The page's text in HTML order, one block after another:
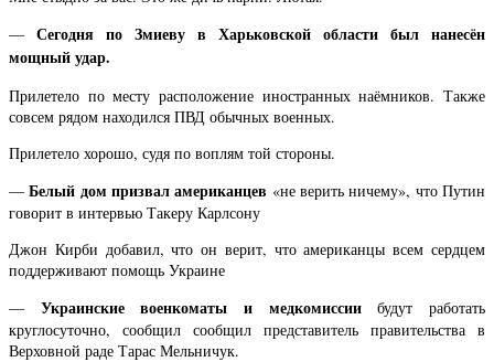
— Сегодня по Змиеву в Харьковской области был нанесён
мощный удар.
Прилетело по месту расположение иностранных наёмников. Также
совсем рядом находился ПВД обычных военных.
Прилетело хорошо, судя по воплям той стороны.
—Белый дом призвал американцев «не верить ничему», что Путин
говорит в интервью Такеру Карлсону
Джон Кирби добавил, что он верит, что американцы всем сердцем
поддерживают помощь Украине
— Украинские военкоматы и медкомиссиибудут работать
круглосуточно, сообщил сообщил представитель правительства в
Верховной раде Тарас Мельничук.